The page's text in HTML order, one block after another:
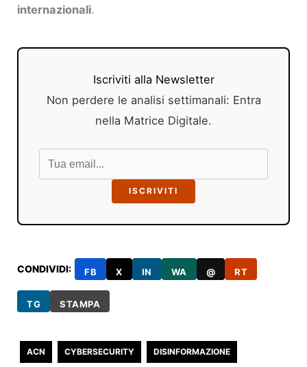
internazionali.
Iscriviti alla Newsletter
Non perdere le analisi settimanali: Entra
nella Matrice Digitale.
ISCRIVITI
CONDIVIDI: FB X IN WA @ RT
TG STAMPA
ACN CYBERSECURITY DISINFORMAZIONE